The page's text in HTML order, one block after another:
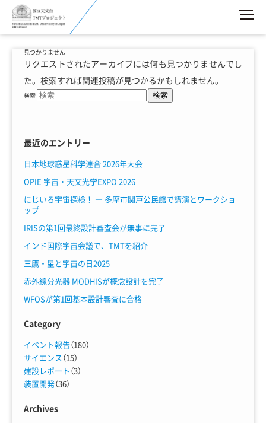
見つかりません
リクエストされたアーカイブには何も見つかりませんでし
た。検索すれば関連投稿が見つかるかもしれません。
検索
最近のエントリー
日本地球惑星科学連合 2026年大会
OPIE 宇宙・天文光学EXPO 2026
にじいろ宇宙探検！ ― 多摩市関戸公民館で講演とワークショ
ップ
IRISの第1回最終設計審査会が無事に完了
インド国際宇宙会議で、TMTを紹介
三鷹・星と宇宙の日2025
赤外線分光器 MODHISが概念設計を完了
WFOSが第1回基本設計審査に合格
Category
イベント報告（180）
サイエンス （15）
建設レポート （3）
装置開発（36）
Archives